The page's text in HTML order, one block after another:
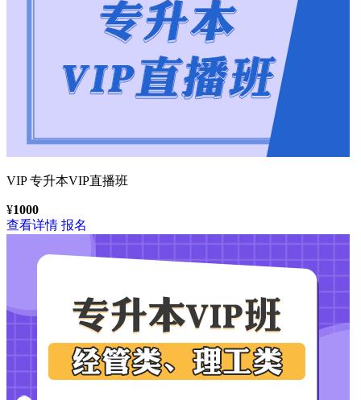
VIP专升本VIP直播班
¥1000
查看详情 报名